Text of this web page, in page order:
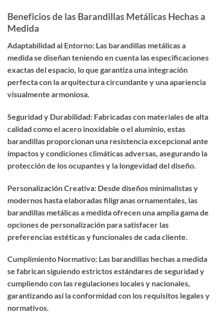
Beneficios de las Barandillas Metálicas Hechas a
Medida
Adaptabilidad al Entorno: Las barandillas metálicas a
medida se diseñan teniendo en cuenta las especificaciones
exactas del espacio, lo que garantiza una integración
perfecta con la arquitectura circundante y una apariencia
visualmente armoniosa.
Seguridad y Durabilidad: Fabricadas con materiales de alta
calidad como el acero inoxidable o el aluminio, estas
barandillas proporcionan una resistencia excepcional ante
impactos y condiciones climáticas adversas, asegurando la
protección de los ocupantes y la longevidad del diseño.
Personalización Creativa: Desde diseños minimalistas y
modernos hasta elaboradas filigranas ornamentales, las
barandillas metálicas a medida ofrecen una amplia gama de
opciones de personalización para satisfacer las
preferencias estéticas y funcionales de cada cliente.
Cumplimiento Normativo: Las barandillas hechas a medida
se fabrican siguiendo estrictos estándares de seguridad y
cumpliendo con las regulaciones locales y nacionales,
garantizando así la conformidad con los requisitos legales y
normativos.